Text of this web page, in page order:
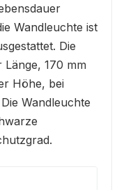
Wandleuchte ist
Die
170 mm
Höhe, bei
Wandleuchte